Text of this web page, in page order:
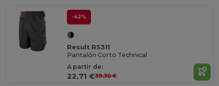
-42%
Result RS311
Pantalón Corto Technical
A partir de:
22,71 €39,30 €